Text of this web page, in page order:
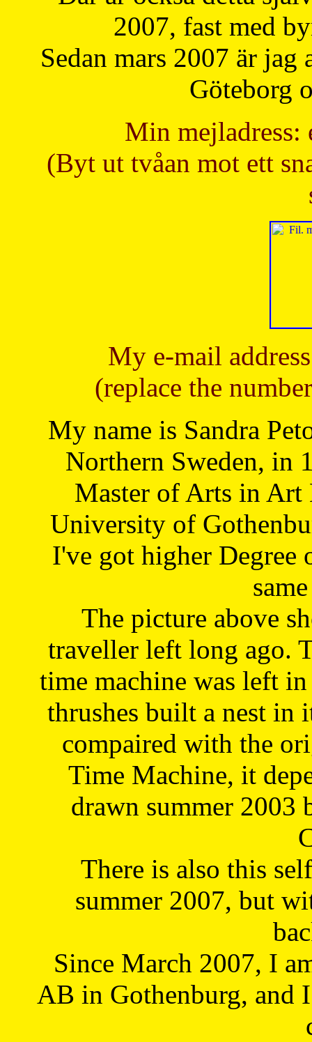
2007, fast med
Sedan mars 2007 är
Göteborg
Min mejladress:
(Byt ut tvåan mot ett
My e-mail
(replace the
My name is Sandra
Northern Sweden, in
Master of Arts in Art
University of
I've got higher Degree
The picture above
traveller left long ago.
time machine was left
thrushes built a nest in
compaired with the
Time Machine, it
drawn summer 2003
There is also this
summer 2007, but
Since March 2007, I
AB in Gothenburg, and